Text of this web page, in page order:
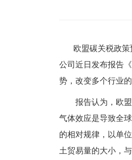
欧盟碳关税政策
公司近日发布报告
势，改变多个行业
报告认为，欧盟
气体效应是导致全
的相对规律，以单
土贸易量的大小，